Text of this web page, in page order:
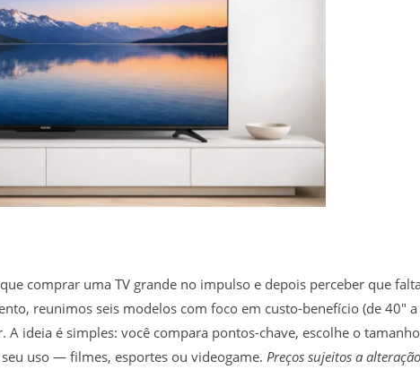
comprar uma TV grande no impulso e depois perceber que
reunimos seis modelos com foco em custo-benefício (de 40″ a
A ideia é simples: você compara pontos-chave, escolhe o tamanho
uso — filmes, esportes ou videogame. Preços sujeitos a